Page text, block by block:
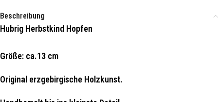
Beschreibung
Hubrig Herbstkind Hopfen
Größe: ca.13 cm
Original erzgebirgische Holzkunst.